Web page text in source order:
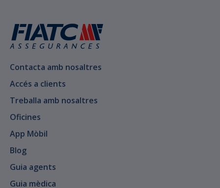
Contacta amb nosaltres
Accés a clients
Treballa amb nosaltres
Oficines
App Mòbil
Blog
Guia agents
Guia mèdica